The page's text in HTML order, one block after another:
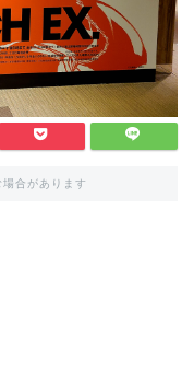
合があります